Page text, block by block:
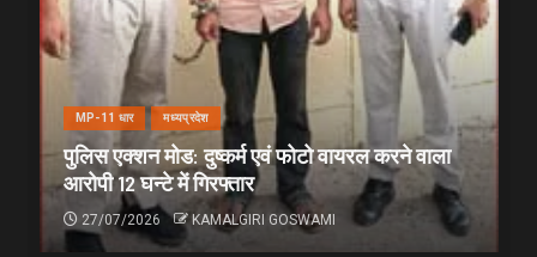
MP-11 धार मध्यप्रदेश
पुलिस एक्शन मोड: दुष्कर्म एवं फोटो वायरल करने वाला
आरोपी 12 घन्टे में गिरफ्तार
27/07/2026 KAMALGIRI GOSWAMI